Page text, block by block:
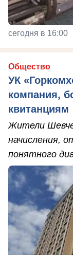
сегодня в 16:00
Общество
УК
компания,
квитанциям
Жители
начисления,
понятного